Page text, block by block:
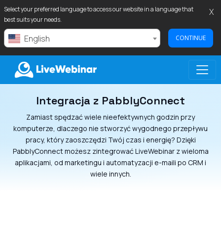
Select your preferred language to access our website in a language that
best suits your needs.
English CONTINUE
X
LIVEWEBINAR.COM
Integracja z PabblyConnect
Zamiast spędzać wiele nieefektywnych godzin przy
komputerze, dlaczego nie stworzyć wygodnego przepływu
pracy, który zaoszczędzi Twój czas i energię? Dzięki
PabblyConnect możesz zintegrować LiveWebinar z wieloma
aplikacjami, od marketingu i automatyzacji e-maili po CRM i
wiele innych.